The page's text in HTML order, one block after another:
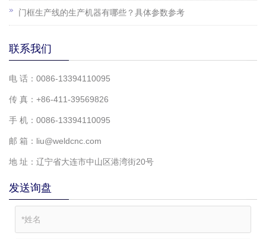
门框生产线的生产机器有哪些？具体参数参考
联系我们
电 话：0086-13394110095
传 真：+86-411-39569826
手 机：0086-13394110095
邮 箱：liu@weldcnc.com
地 址：辽宁省大连市中山区港湾街20号
发送询盘